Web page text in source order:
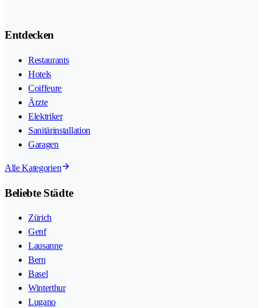
Entdecken
Restaurants
Hotels
Coiffeure
Ärzte
Elektriker
Sanitärinstallation
Garagen
Alle Kategorien
Beliebte Städte
Zürich
Genf
Lausanne
Bern
Basel
Winterthur
Lugano